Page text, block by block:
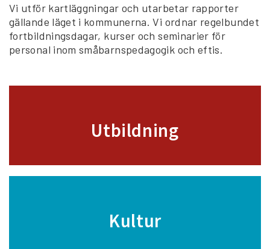
Vi utför kartläggningar och utarbetar rapporter
gällande läget i kommunerna. Vi ordnar regelbundet
fortbildningsdagar, kurser och seminarier för
personal inom småbarnspedagogik och eftis.
Utbildning
Kultur